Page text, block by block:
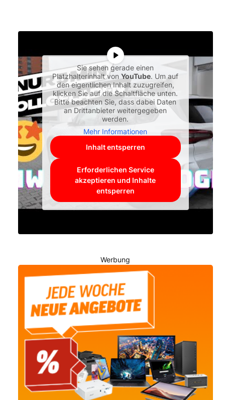
Sie sehen gerade einen
Platzhalterinhalt vonYouTube. Um auf
den eigentlichen Inhalt zuzugreifen,
klicken Sie auf die Schaltfläche unten.
Bitte beachten Sie, dass dabei Daten
an Drittanbieter weitergegeben
werden.
Mehr Informationen
Inhalt entsperren
Erforderlichen Service
akzeptieren und Inhalte
entsperren
Werbung